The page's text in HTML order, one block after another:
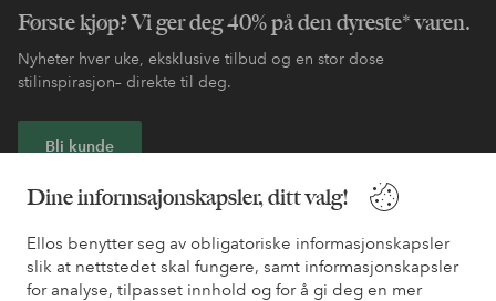
Dine informsajonskapsler, ditt valg!
Ellos benytter seg av obligatoriske informasjonskapsler
slik at nettstedet skal fungere, samt informasjonskapsler
for analyse, tilpasset innhold og for å gi deg en mer
Første kjøp? Vi ger deg 40% på den dyreste* varen.
Nyheter hver uke, eksklusive tilbud og en stor dose
stilinspirasjon– direkte til deg.
Bli kunde
* Se tilbudsvilkår ved registrering
Trenger du hjelp?